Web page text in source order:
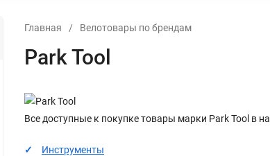
Главная / Велотовары по брендам
Park Tool
Все доступные к покупке товары марки Park Tool в
Инструменты